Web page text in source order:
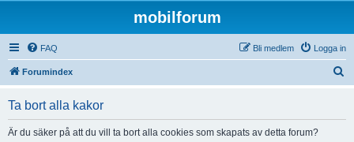
mobilforum
FAQ Logga in
Bli medlem
Forumindex
Ta bort alla kakor
Är du säker på att du vill ta bort alla cookies som skapats av detta forum?